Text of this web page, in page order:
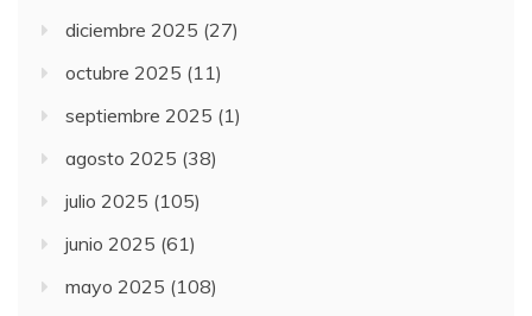
diciembre 2025 (27)
octubre 2025 (11)
septiembre 2025 (1)
agosto 2025 (38)
julio 2025 (105)
junio 2025 (61)
mayo 2025 (108)